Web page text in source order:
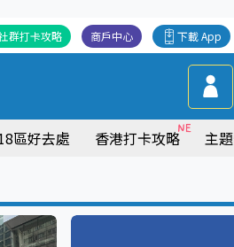
下載 App
商戶中心
群打卡攻略
區好去處 香港打卡攻略 主